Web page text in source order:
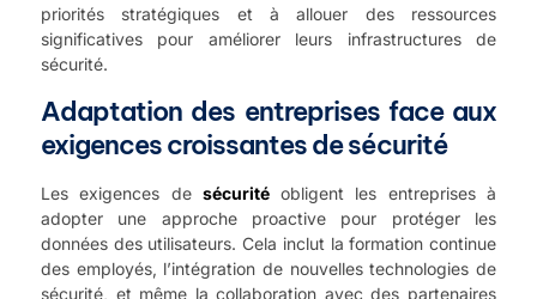
priorités stratégiques et à allouer des ressources
significatives pour améliorer leurs infrastructures de
sécurité.
Adaptation des entreprises face aux
exigences croissantes de sécurité
Les exigences de sécuritéobligent les entreprises à
adopter une approche proactive pour protéger les
données des utilisateurs. Cela inclut la formation continue
des employés, l’intégration de nouvelles technologies de
sécurité, et même la collaboration avec des partenaires